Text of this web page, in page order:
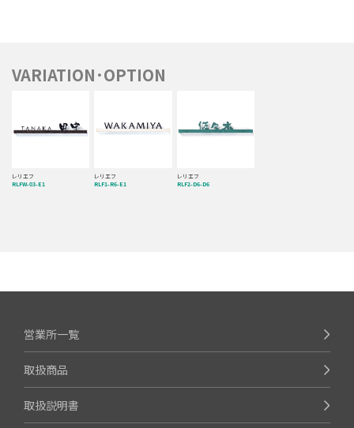
VARIATION･OPTION
レリエフ
RLFW-03-E1
レリエフ
RLF1-R6-E1
レリエフ
RLF2-D6-D6
営業所一覧
取扱商品
取扱説明書